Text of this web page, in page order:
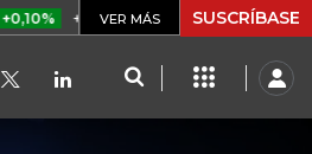
+0,98% UVR $ 416,91 +$ 0,05
VER MÁS SUSCRÍBASE